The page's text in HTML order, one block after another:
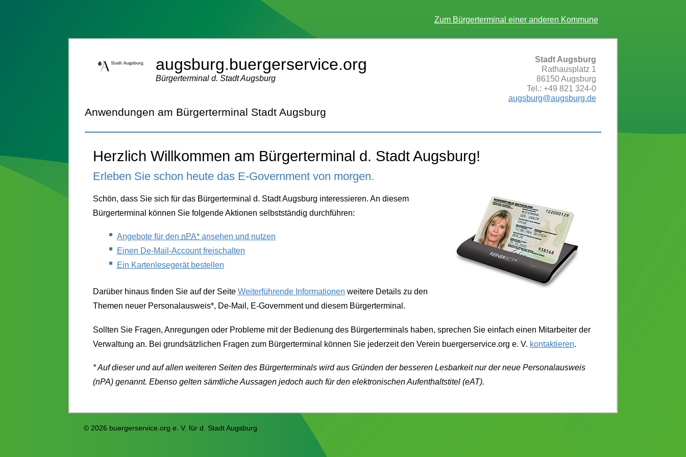
Zum Bürgerterminal einer anderen Kommune
augsburg.buergerservice.org
Bürgerterminal d. Stadt Augsburg
Stadt Augsburg
Rathausplatz 1
86150 Augsburg
Tel.: +49 821 324-0
augsburg@augsburg.de
Anwendungen am Bürgerterminal Stadt Augsburg
Herzlich Willkommen am Bürgerterminal d. Stadt Augsburg!
Erleben Sie schon heute das E-Government von morgen.
Schön, dass Sie sich für das Bürgerterminal d. Stadt Augsburg interessieren. An diesem
Bürgerterminal können Sie folgende Aktionen selbstständig durchführen:
Angebote für den nPA*ansehen und nutzen
Einen De-Mail -Account freischalten
Ein Kartenlesegerät bestellen
Darüber hinaus finden Sie auf der Seite Weiterführende Informationen weitere Details zu den
Themen neuer Personalausweis*, De-Mail , E-Governmentund diesem Bürgerterminal.
Sollten Sie Fragen, Anregungen oder Probleme mit der Bedienung des Bürgerterminals haben, sprechen Sie einfach einen Mitarbeiter der
Verwaltung an. Bei grundsätzlichen Fragen zum Bürgerterminal können Sie jederzeit den Verein buergerservice.org e. V. kontaktieren.
* Auf dieser und auf allen weiteren Seiten des Bürgerterminals wird aus Gründen der besseren Lesbarkeit nur der neue Personalausweis
(nPA) genannt. Ebenso gelten sämtliche Aussagen jedoch auch für den elektronischen Aufenthaltstitel (eAT).
© 2026 buergerservice.org e. V. für d. Stadt Augsburg